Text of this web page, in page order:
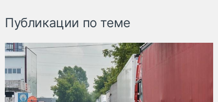
Публикации по теме